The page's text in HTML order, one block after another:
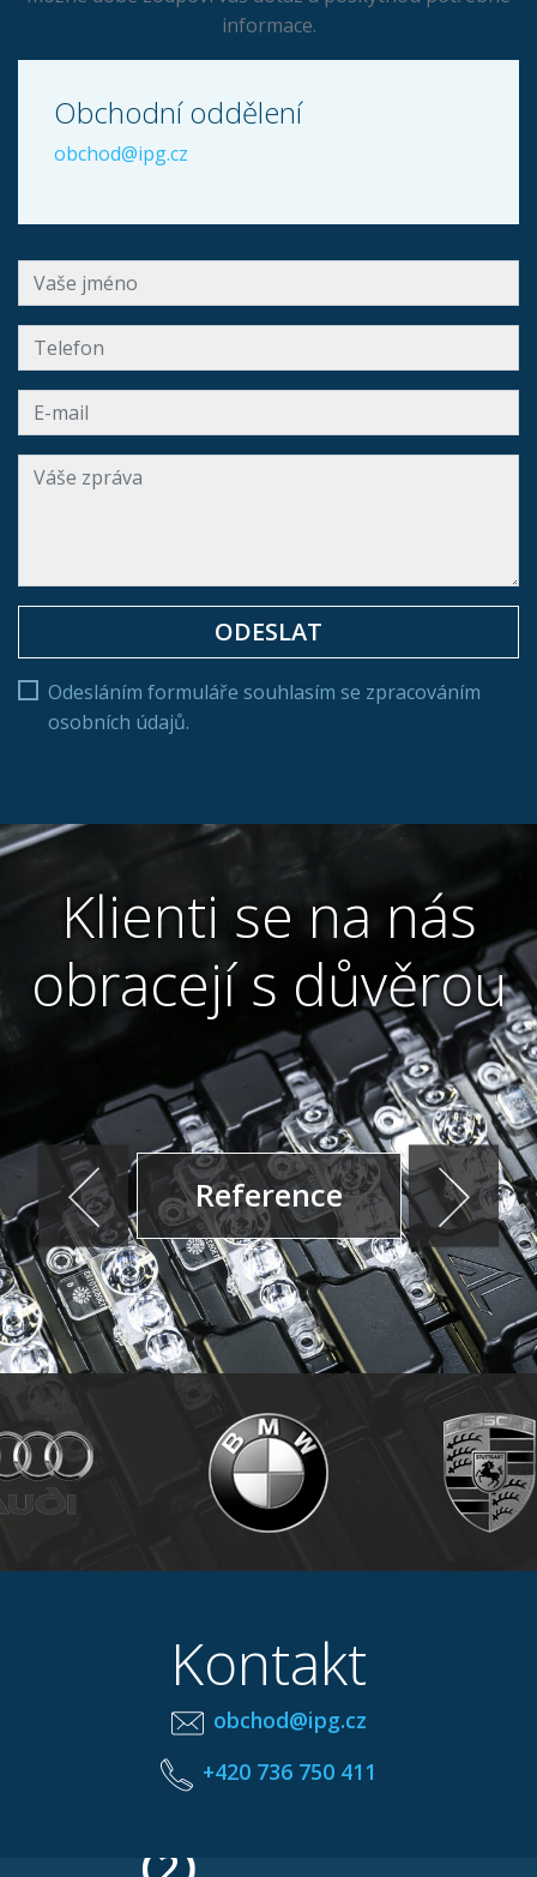
informace.
Obchodní oddělení
obchod@ipg.cz
Odesláním formuláře souhlasím se zpracováním
osobních údajů.
Klienti se na nás
obracejí s důvěrou
Reference
Kontakt
obchod@ipg.cz
+420 736 750 411